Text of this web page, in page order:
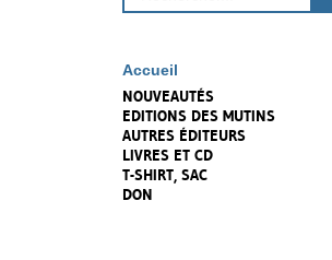
un
Accueil
NOUVEAUTÉS
EDITIONS DES MUTINS
AUTRES ÉDITEURS
LIVRES ET CD
T-SHIRT, SAC
DON